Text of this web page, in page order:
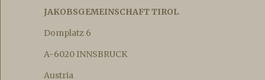
JAKOBSGEMEINSCHAFT TIROL
Domplatz 6
A-6020 INNSBRUCK
Austria